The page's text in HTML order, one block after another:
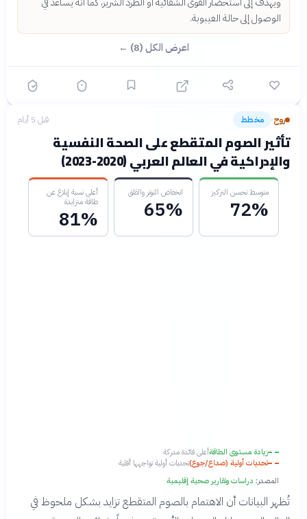
الوصول إلى حالة الغيبوبة.
اعرض الكل (8) ←
روح› مخطط قبل 5 أيام
تأثير الصوم المتقطع على الصحة النفسية
والإدراكية في العالم العربي (2020-2023)
متوسط تحسن التركيز
72%
انخفاض التوتر والقلق
65%
أعلى نسبة إبلاغ عن
طاقة متزايدة
81%
زيادة مستوى الطاقةأعلى فائدة مدركة
تحديات أولية (صداع/جوع)تحديات أولية تواجهها أقلية
المصدر: دراسات وتقارير صحية إقليمية
تُظهر البيانات أن الاهتمام بالصوم المتقطع تزايد بشكل ملحوظ في